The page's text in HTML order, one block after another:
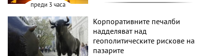
преди 3 часа
Корпоративните печалби
надделяват над
геополитическите рискове на
пазарите